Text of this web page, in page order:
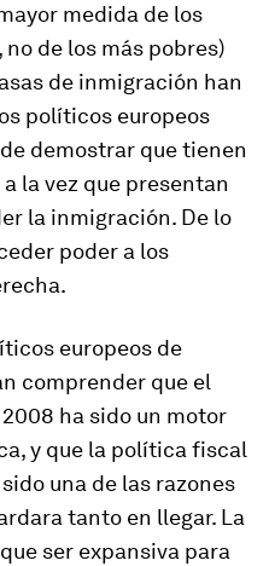
medida de los
de los más pobres)
de inmigración han
políticos europeos
demostrar que tienen
la vez que presentan
la inmigración. De lo
poder a los
europeos de
comprender que el
ha sido un motor
y que la política fiscal
una de las razones
tanto en llegar. La
ser expansiva para